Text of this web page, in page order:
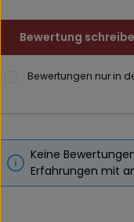
Bewertung
Bewertungen nur in
Keine
Erfahrungen mit